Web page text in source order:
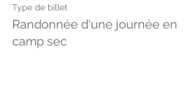
traditionnel de moutons, de vaches et de
chevaux, où ils vivent sans clôtures.
Type de billet
Randonnée d'une journée en
camp sec